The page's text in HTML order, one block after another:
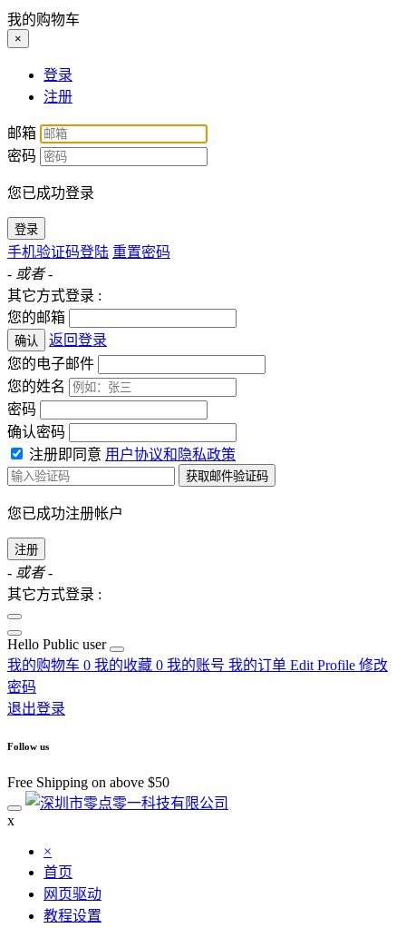
我的购物车
×
登录
注册
邮箱
密码
您已成功登录
登录
手机验证码登陆 重置密码
- 或者 -
其它方式登录 :
您的邮箱
确认
返回登录
您的电子邮件
您的姓名
密码
确认密码
注册即同意 用户协议和隐私政策
获取邮件验证码
您已成功注册帐户
注册
- 或者 -
其它方式登录 :
Hello Public user
我的购物车 0 我的收藏 0 我的账号 我的订单 Edit Profile 修改
密码
退出登录
Follow us
Free Shipping on above $50
x
×
首页
网页驱动
教程设置